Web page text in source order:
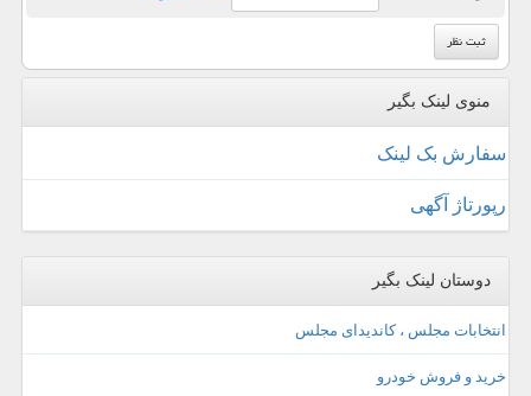
منوی لینک بگیر
سفارش بک لینک
رپورتاژ آگهی
دوستان لینک بگیر
انتخابات مجلس ، کاندیدای مجلس
خرید و فروش خودرو